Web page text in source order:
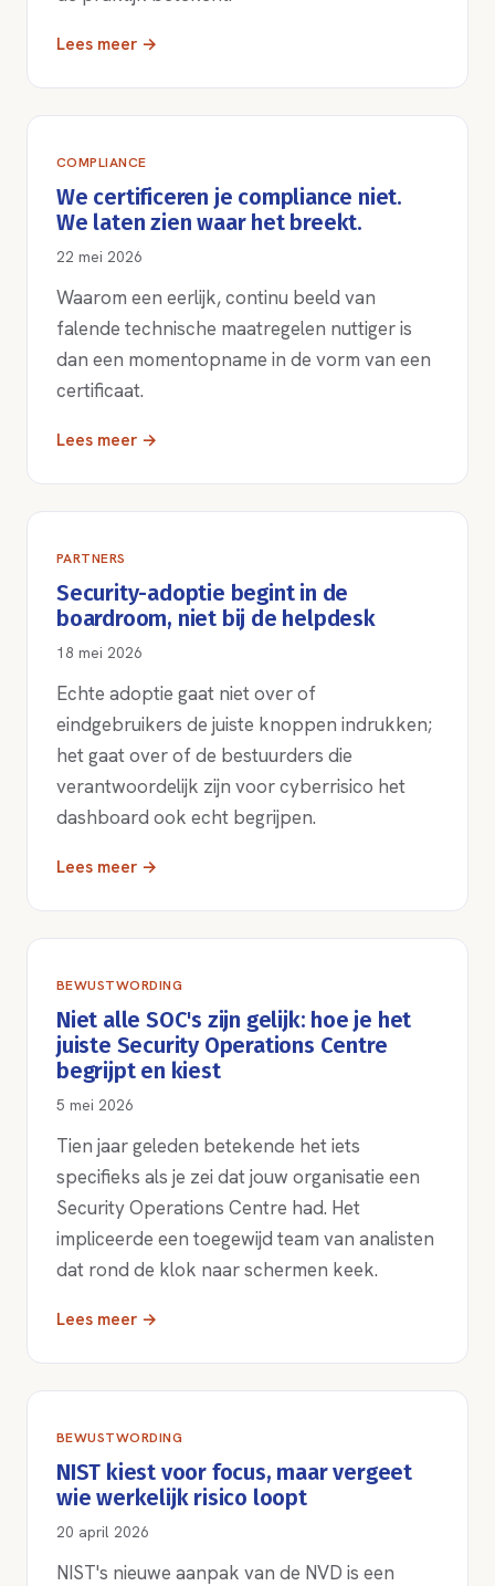
Lees meer →
COMPLIANCE
We certificeren je compliance niet.
We laten zien waar het breekt.
22 mei 2026
Waarom een eerlijk, continu beeld van
falende technische maatregelen nuttiger is
dan een momentopname in de vorm van een
certificaat.
Lees meer →
PARTNERS
Security-adoptie begint in de
boardroom, niet bij de helpdesk
18 mei 2026
Echte adoptie gaat niet over of
eindgebruikers de juiste knoppen indrukken;
het gaat over of de bestuurders die
verantwoordelijk zijn voor cyberrisico het
dashboard ook echt begrijpen.
Lees meer →
BEWUSTWORDING
Niet alle SOC's zijn gelijk: hoe je het
juiste Security Operations Centre
begrijpt en kiest
5 mei 2026
Tien jaar geleden betekende het iets
specifieks als je zei dat jouw organisatie een
Security Operations Centre had. Het
impliceerde een toegewijd team van analisten
dat rond de klok naar schermen keek.
Lees meer →
BEWUSTWORDING
NIST kiest voor focus, maar vergeet
wie werkelijk risico loopt
20 april 2026
NIST's nieuwe aanpak van de NVD is een